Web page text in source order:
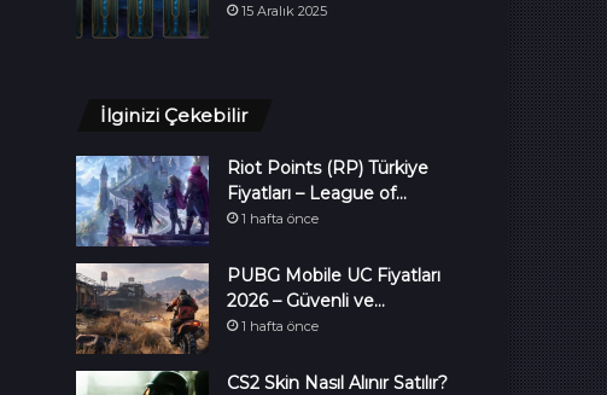
15 Aralık 2025
İlginizi Çekebilir
Riot Points (RP) Türkiye
Fiyatları – League of…
1 hafta önce
PUBG Mobile UC Fiyatları
2026 – Güvenli ve…
1 hafta önce
CS2 Skin Nasıl Alınır Satılır?